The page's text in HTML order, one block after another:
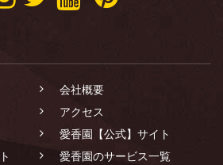
会社概要
アクセス
愛香園【公式】サイト
愛香園のサービス一覧